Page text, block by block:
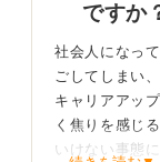
ですか
社会人になっ
ごしてしまい
キャリアアッ
く焦りを感じ
いけない事態